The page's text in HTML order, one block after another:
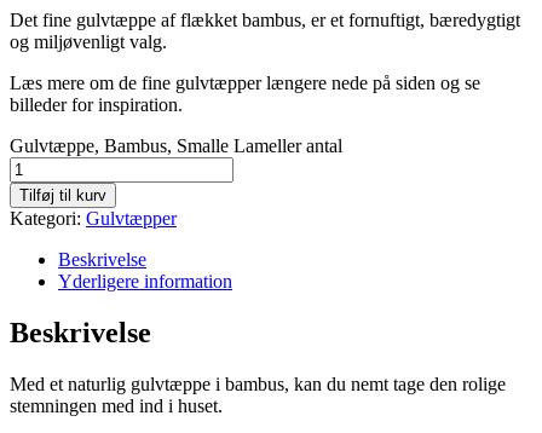
Det fine gulvtæppe af flækket bambus, er et fornuftigt, bæredygtigt
og miljøvenligt valg.
Læs mere om de fine gulvtæpper længere nede på siden og se
billeder for inspiration.
Gulvtæppe, Bambus, Smalle Lameller antal
Tilføj til kurv
Kategori: Gulvtæpper
Beskrivelse
Yderligere information
Beskrivelse
Med et naturlig gulvtæppe i bambus, kan du nemt tage den rolige
stemningen med ind i huset.